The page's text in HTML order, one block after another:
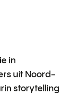
in
uit Noord-
storytelling